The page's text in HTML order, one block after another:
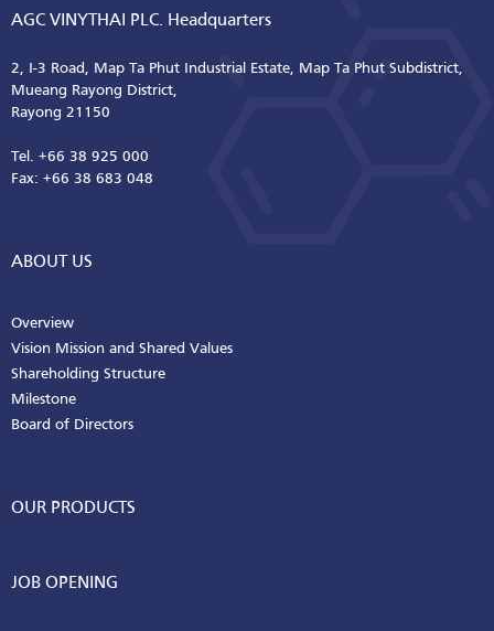
AGC VINYTHAI PLC. Headquarters
2, I-3 Road, Map Ta Phut Industrial Estate, Map Ta Phut Subdistrict,
Mueang Rayong District,
Rayong 21150
Tel. +66 38 925 000
Fax: +66 38 683 048
ABOUT US
Overview
Vision Mission and Shared Values
Shareholding Structure
Milestone
Board of Directors
OUR PRODUCTS
JOB OPENING